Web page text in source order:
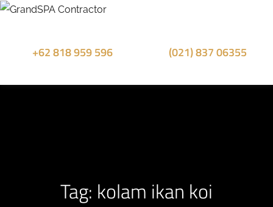
+62 818 959 596 (021) 837 06355
Tag: kolam ikan koi